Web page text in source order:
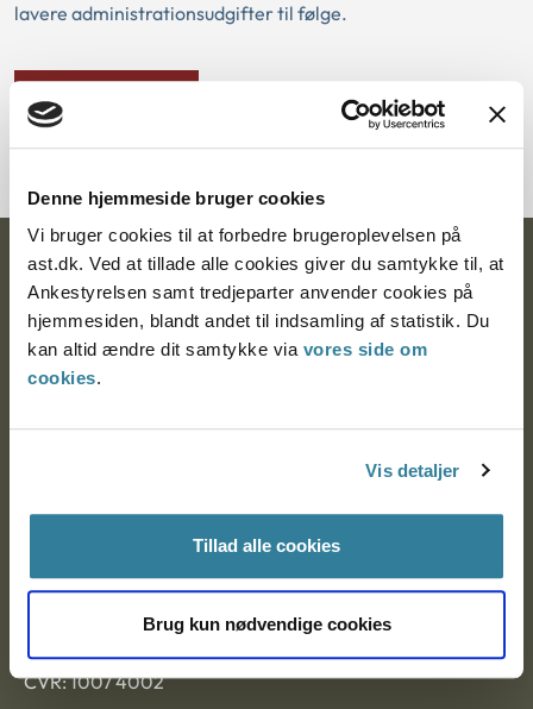
Denne hjemmeside bruger cookies
Vi bruger cookies til at forbedre brugeroplevelsen på
ast.dk. Ved at tillade alle cookies giver du samtykke til, at
Ankestyrelsen samt tredjeparter anvender cookies på
hjemmesiden, blandt andet til indsamling af statistik. Du
kan altid ændre dit samtykke via vores side om
cookies.
Vis detaljer
Tillad alle cookies
Brug kun nødvendige cookies
lavere administrationsudgifter til følge.
Download PDF
Ankestyrelsen
Postadresse:
Nytorv 7, 2. sal
EAN: 57 98 000 35 48 21
CVR: 1007 4002